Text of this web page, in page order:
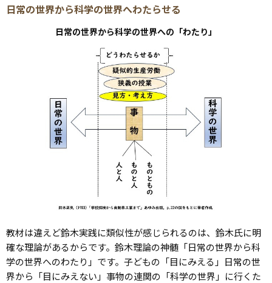
日常の世界から科学の世界へわたらせる
日常の世界から科学の世界への「わたり」
教材は違えど鈴木実践に類似性が感じられるのは、鈴木氏に明
確な理論があるからです。鈴木理論の神髄「日常の世界から科
学の世界へのわたり」です。子どもの「目にみえる」日常の世
界から「目にみえない」事物の連関の「科学の世界」に行くた